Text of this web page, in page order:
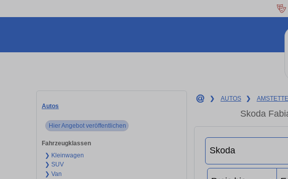
Autos
Hier Angebot veröffentlichen
Fahrzeugklassen
❯ Kleinwagen
❯ SUV
❯ Van
❯ AUTOS ❯
Skoda